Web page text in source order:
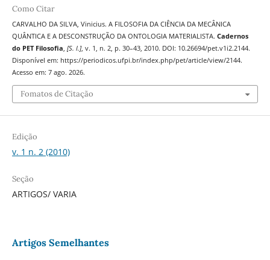
Como Citar
CARVALHO DA SILVA, Vinicius. A FILOSOFIA DA CIÊNCIA DA MECÂNICA
QUÂNTICA E A DESCONSTRUÇÃO DA ONTOLOGIA MATERIALISTA. Cadernos
do PET Filosofia, [S. l.], v. 1, n. 2, p. 30–43, 2010. DOI: 10.26694/pet.v1i2.2144.
Disponível em: https://periodicos.ufpi.br/index.php/pet/article/view/2144.
Acesso em: 7 ago. 2026.
Fomatos de Citação
Edição
v. 1 n. 2 (2010)
Seção
ARTIGOS/ VARIA
Artigos Semelhantes